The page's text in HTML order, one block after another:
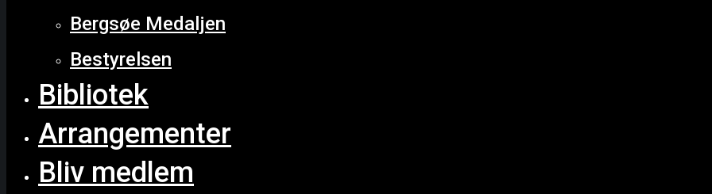
Bergsøe Medaljen
Bestyrelsen
Bibliotek
Arrangementer
Bliv medlem